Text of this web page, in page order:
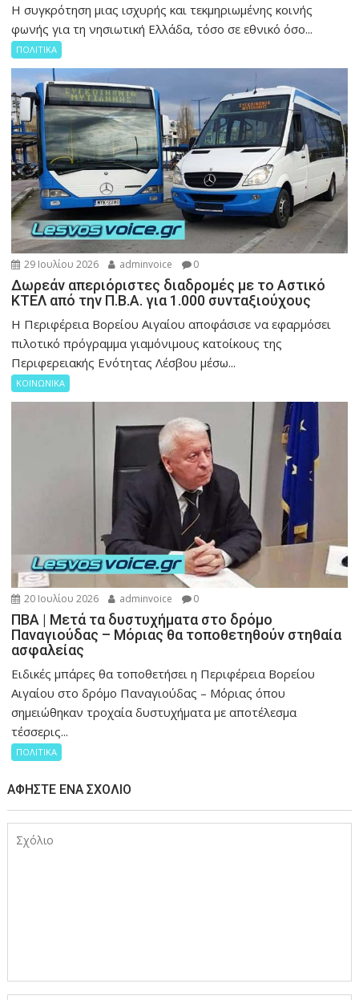
Η συγκρότηση μιας ισχυρής και τεκμηριωμένης κοινής
φωνής για τη νησιωτική Ελλάδα, τόσο σε εθνικό όσο...
ΠΟΛΙΤΙΚΑ
29 Ιουλίου 2026 adminvoice 0
Δωρεάν απεριόριστες διαδρομές με το Αστικό
ΚΤΕΛ από την Π.Β.Α. για 1.000 συνταξιούχους
Η Περιφέρεια Βορείου Αιγαίου αποφάσισε να εφαρμόσει
πιλοτικό πρόγραμμα γιαμόνιμους κατοίκους της
Περιφερειακής Ενότητας Λέσβου μέσω...
ΚΟΙΝΩΝΙΚΑ
20 Ιουλίου 2026 adminvoice 0
ΠΒΑ | Μετά τα δυστυχήματα στο δρόμο
Παναγιούδας – Μόριας θα τοποθετηθούν στηθαία
ασφαλείας
Ειδικές μπάρες θα τοποθετήσει η Περιφέρεια Βορείου
Αιγαίου στο δρόμο Παναγιούδας – Μόριας όπου
σημειώθηκαν τροχαία δυστυχήματα με αποτέλεσμα
τέσσερις...
ΠΟΛΙΤΙΚΑ
ΑΦΉΣΤΕ ΈΝΑ ΣΧΌΛΙΟ